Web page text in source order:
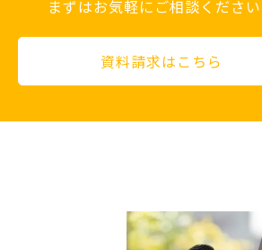
まずはお気軽にご相談くださ
資料請求はこちら